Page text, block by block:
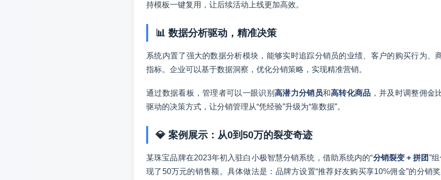
持模板一键复用，让后续活动上线更加高效。
📊 数据分析驱动，精准决策
系统内置了强大的数据分析模块，能够实时追踪分销员的业绩、客户的购买行为、
指标。企业可以基于数据洞察，优化分销策略，实现精准营销。
通过数据看板，管理者可以一眼识别 高潜力分销员和高转化商品 ，并及时调整佣金
驱动的决策方式，让分销管理从“凭经验”升级为“靠数据”。
💎 案例展示：从0到50万的裂变奇迹
某珠宝品牌在2023年初入驻白小极智慧分销系统，借助系统内的“分销裂变 + 拼团 ”
现了50万元的销售额。具体做法是：品牌方设置“推荐好友购买享10%佣金”的分销